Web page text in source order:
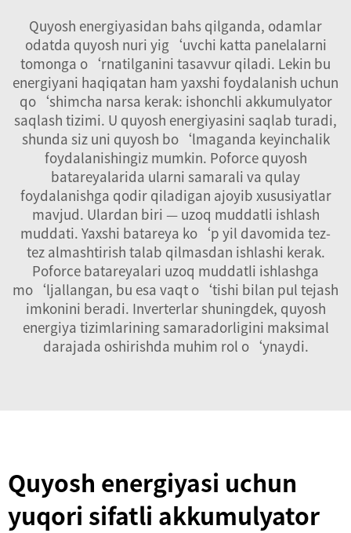
Quyosh energiyasidan bahs qilganda, odamlar
odatda quyosh nuri yig‘uvchi katta panelalarni
tomonga o‘rnatilganini tasavvur qiladi. Lekin bu
energiyani haqiqatan ham yaxshi foydalanish uchun
qo‘shimcha narsa kerak: ishonchli akkumulyator
saqlash tizimi. U quyosh energiyasini saqlab turadi,
shunda siz uni quyosh bo‘lmaganda keyinchalik
foydalanishingiz mumkin. Poforce quyosh
batareyalarida ularni samarali va qulay
foydalanishga qodir qiladigan ajoyib xususiyatlar
mavjud. Ulardan biri — uzoq muddatli ishlash
muddati. Yaxshi batareya ko‘p yil davomida tez-
tez almashtirish talab qilmasdan ishlashi kerak.
Poforce batareyalari uzoq muddatli ishlashga
mo‘ljallangan, bu esa vaqt o‘tishi bilan pul tejash
imkonini beradi. Inverterlarshuningdek, quyosh
energiya tizimlarining samaradorligini maksimal
darajada oshirishda muhim rol o‘ynaydi.
Quyosh energiyasi uchun
yuqori sifatli akkumulyator